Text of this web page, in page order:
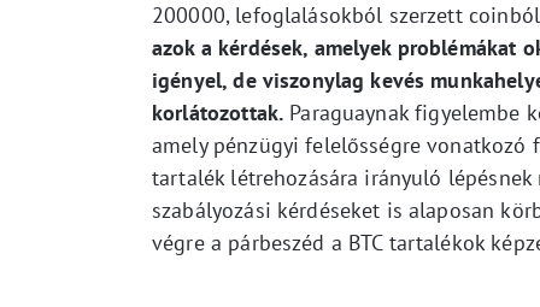
200000, lefoglalásokból szerzett
azok a kérdések, amelyek problémákat
igényel, de viszonylag kevés
korlátozottak. Paraguaynak figyelembe
amely pénzügyi felelősségre
tartalék létrehozására irányuló
szabályozási kérdéseket is alaposan
végre a párbeszéd a BTC tartalékok